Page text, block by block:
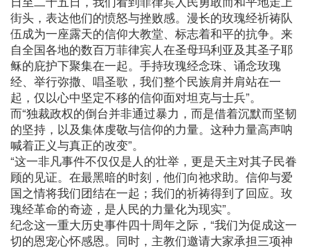
街头，表达他们的愤怒与挫败感。漫长的玫瑰经祈祷队
伍成为一座露天的信仰大教堂、标志着和平的抗争。来
自全国各地的数百万菲律宾人在圣母玛利亚及其圣子耶
稣的庇护下聚集在一起。手持玫瑰经念珠、诵念玫瑰
经、举行弥撒、唱圣歌，我们整个民族肩并肩站在一
起，仅以心中坚定不移的信仰面对坦克与士兵”。
而“独裁政权的倒台并非通过暴力，而是借着沉默而坚韧
的坚持，以及集体虔敬与信仰的力量。这种力量高声呐
喊着正义与真正的改变”。
“这一非凡事件不仅仅是人的壮举，更是天主对其子民眷
顾的见证。在最黑暗的时刻，他们向祂求助。信仰与爱
国之情将我们团结在一起；我们的祈祷得到了回应。玫
瑰经革命的奇迹，是人民的力量化为现实”。
纪念这一重大历史事件四十周年之际，“我们为促成这一
切的恩宠心怀感恩。同时，主教们邀请大家承担三项神